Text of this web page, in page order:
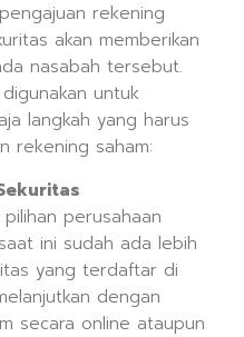
rekening
akan memberikan
nasabah tersebut.
untuk
langkah yang harus
rekening saham:
perusahaan
ini sudah ada lebih
yang terdaftar di
dengan
secara online ataupun